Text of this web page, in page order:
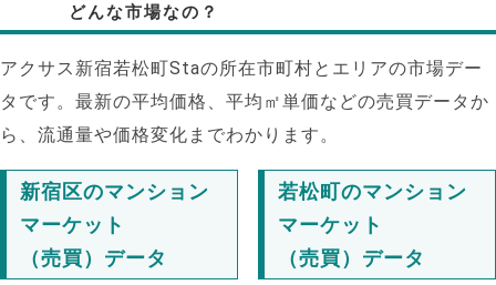
NEW!
NEW!
どんな市場なの？
アクサス新宿若松町Staの所在市町村とエリアの市場デー
タです。最新の平均価格、平均㎡単価などの売買データか
ら、流通量や価格変化までわかります。
新宿区のマンション
マーケット
（売買）データ
若松町のマンション
マーケット
（売買）データ